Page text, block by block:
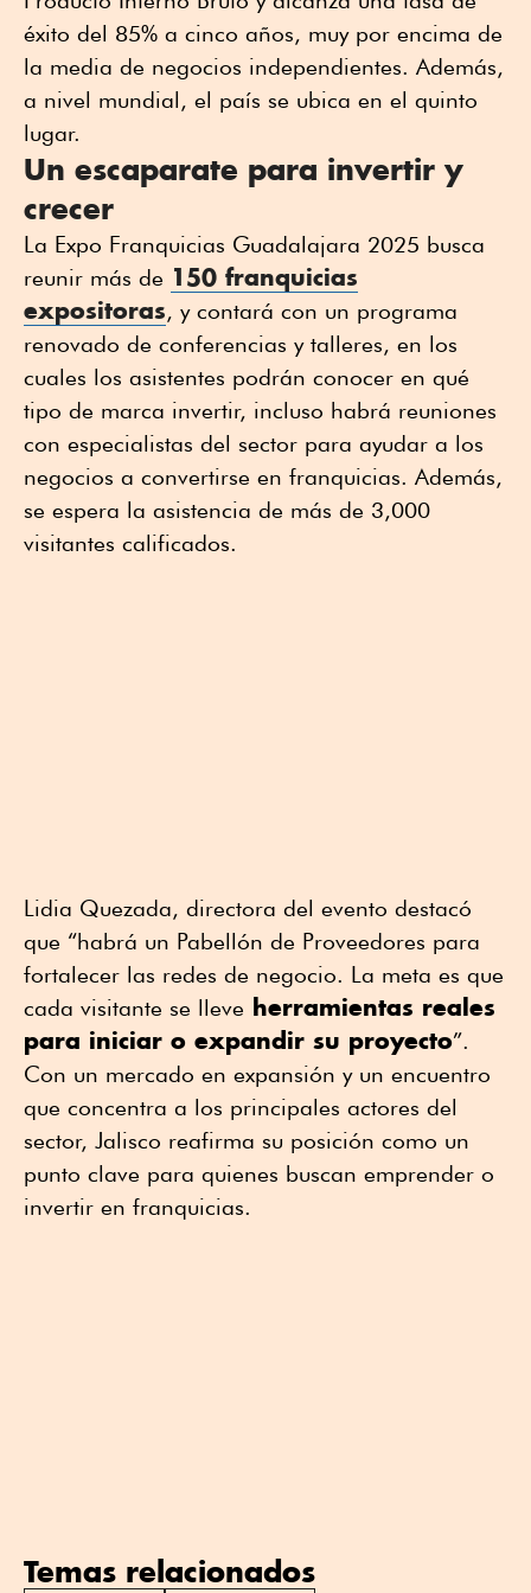
éxito del 85% a cinco años, muy por encima de
la media de negocios independientes. Además,
a nivel mundial, el país se ubica en el quinto
lugar.
Un escaparate para invertir y
crecer
La Expo Franquicias Guadalajara 2025 busca
reunir más de 150 franquicias
expositoras, y contará con un programa
renovado de conferencias y talleres, en los
cuales los asistentes podrán conocer en qué
tipo de marca invertir, incluso habrá reuniones
con especialistas del sector para ayudar a los
negocios a convertirse en franquicias. Además,
se espera la asistencia de más de 3,000
visitantes calificados.
Lidia Quezada, directora del evento destacó
que “habrá un Pabellón de Proveedores para
fortalecer las redes de negocio. La meta es que
cada visitante se lleve herramientas reales
para iniciar o expandir su proyecto”.
Con un mercado en expansión y un encuentro
que concentra a los principales actores del
sector, Jalisco reafirma su posición como un
punto clave para quienes buscan emprender o
invertir en franquicias.
Temas relacionados